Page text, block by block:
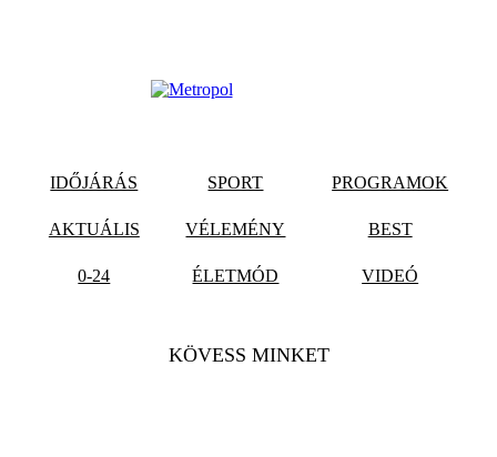
IDŐJÁRÁS SPORT PROGRAMOK
AKTUÁLIS VÉLEMÉNY BEST
0-24 ÉLETMÓD VIDEÓ
KÖVESS MINKET